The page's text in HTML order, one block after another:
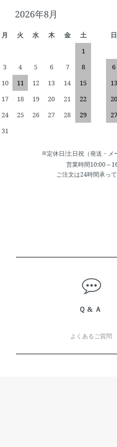
2026年8月
月 火 水 木 金
土
1
3 4 5 6 7
8
10 11 12 13 14
15
17 18 19 20 21
22
24 25 26 27 28
29
31
日
6
13
20
27
■定休日/土日祝（発送・メ
営業時間10:00～
ご注文は24時間承っ
Ｑ&Ａ
よくあるご質問